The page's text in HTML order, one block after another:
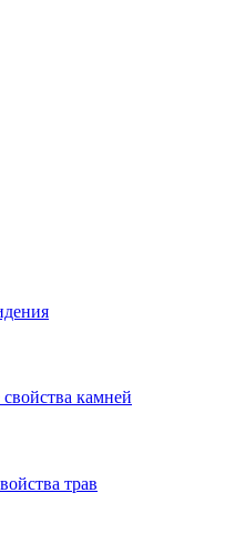
камней
трав